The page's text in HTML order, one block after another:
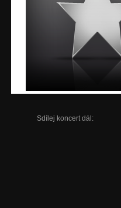
Sdílej koncert dál: